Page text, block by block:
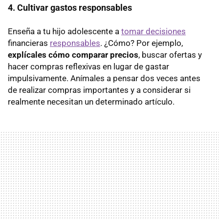
4. Cultivar gastos responsables
Enseña a tu hijo adolescente a tomar decisiones
financieras responsables. ¿Cómo? Por ejemplo,
explícales cómo comparar precios, buscar ofertas y
hacer compras reflexivas en lugar de gastar
impulsivamente. Anímales a pensar dos veces antes
de realizar compras importantes y a considerar si
realmente necesitan un determinado artículo.